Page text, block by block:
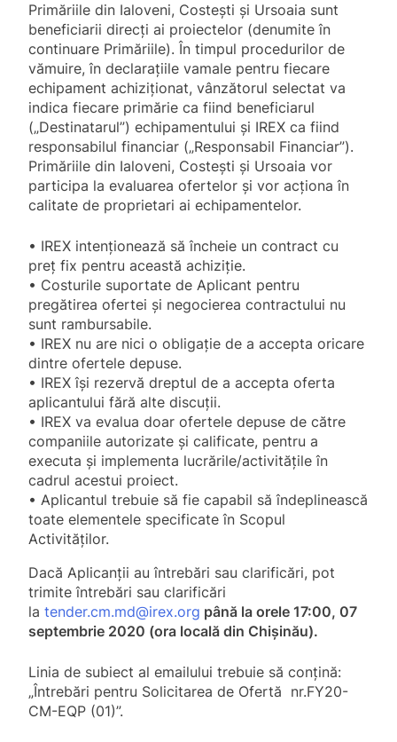
Primăriile din Ialoveni, Costești și Ursoaia sunt
beneficiarii direcți ai proiectelor (denumite în
continuare Primăriile). În timpul procedurilor de
vămuire, în declarațiile vamale pentru fiecare
echipament achiziționat, vânzătorul selectat va
indica fiecare primărie ca fiind beneficiarul
(„Destinatarul”) echipamentului și IREX ca fiind
responsabilul financiar („Responsabil Financiar”).
Primăriile din Ialoveni, Costești și Ursoaia vor
participa la evaluarea ofertelor și vor acționa în
calitate de proprietari ai echipamentelor.
• IREX intenționează să încheie un contract cu
preț fix pentru această achiziție.
• Costurile suportate de Aplicant pentru
pregătirea ofertei și negocierea contractului nu
sunt rambursabile.
• IREX nu are nici o obligație de a accepta oricare
dintre ofertele depuse.
• IREX își rezervă dreptul de a accepta oferta
aplicantului fără alte discuții.
• IREX va evalua doar ofertele depuse de către
companiile autorizate și calificate, pentru a
executa și implementa lucrările/activitățile în
cadrul acestui proiect.
• Aplicantul trebuie să fie capabil să îndeplinească
toate elementele specificate în Scopul
Activităților.
Dacă Aplicanții au întrebări sau clarificări, pot
trimite întrebări sau clarificări
la tender.cm.md@irex.org până la orele 17:00, 07
septembrie 2020 (ora locală din Chișinău).
Linia de subiect al emailului trebuie să conțină:
„Întrebări pentru Solicitarea de Ofertă nr.FY20-
CM-EQP (01)”.